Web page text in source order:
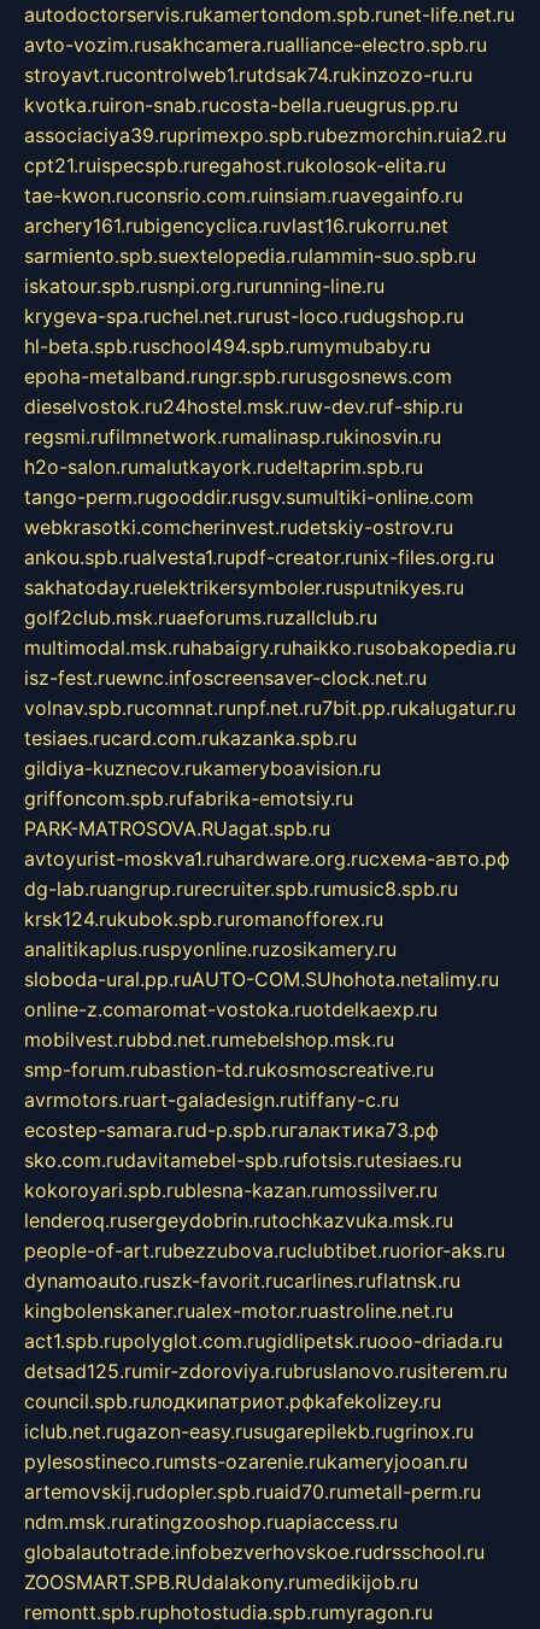
autodoctorservis.rukamertondom.spb.runet-life.net.ru
avto-vozim.rusakhcamera.rualliance-electro.spb.ru
stroyavt.rucontrolweb1.rutdsak74.rukinzozo-ru.ru
kvotka.ruiron-snab.rucosta-bella.rueugrus.pp.ru
associaciya39.ruprimexpo.spb.rubezmorchin.ruia2.ru
cpt21.ruispecspb.ruregahost.rukolosok-elita.ru
tae-kwon.ruconsrio.com.ruinsiam.ruavegainfo.ru
archery161.rubigencyclica.ruvlast16.rukorru.net
sarmiento.spb.suextelopedia.rulammin-suo.spb.ru
iskatour.spb.rusnpi.org.rurunning-line.ru
krygeva-spa.ruchel.net.rurust-loco.rudugshop.ru
hl-beta.spb.ruschool494.spb.rumymubaby.ru
epoha-metalband.rungr.spb.rurusgosnews.com
dieselvostok.ru24hostel.msk.ruw-dev.ruf-ship.ru
regsmi.rufilmnetwork.rumalinasp.rukinosvin.ru
h2o-salon.rumalutkayork.rudeltaprim.spb.ru
tango-perm.rugooddir.rusgv.sumultiki-online.com
webkrasotki.comcherinvest.rudetskiy-ostrov.ru
ankou.spb.rualvesta1.rupdf-creator.runix-files.org.ru
sakhatoday.ruelektrikersymboler.rusputnikyes.ru
golf2club.msk.ruaeforums.ruzallclub.ru
multimodal.msk.ruhabaigry.ruhaikko.rusobakopedia.ru
isz-fest.ruewnc.infoscreensaver-clock.net.ru
volnav.spb.rucomnat.runpf.net.ru7bit.pp.rukalugatur.ru
tesiaes.rucard.com.rukazanka.spb.ru
gildiya-kuznecov.rukameryboavision.ru
griffoncom.spb.rufabrika-emotsiy.ru
PARK-MATROSOVA.RUagat.spb.ru
avtoyurist-moskva1.ruhardware.org.ruсхема-авто.рф
dg-lab.ruangrup.rurecruiter.spb.rumusic8.spb.ru
krsk124.rukubok.spb.ruromanofforex.ru
analitikaplus.ruspyonline.ruzosikamery.ru
sloboda-ural.pp.ruAUTO-COM.SUhohota.netalimy.ru
online-z.comaromat-vostoka.ruotdelkaexp.ru
mobilvest.rubbd.net.rumebelshop.msk.ru
smp-forum.rubastion-td.rukosmoscreative.ru
avrmotors.ruart-galadesign.rutiffany-c.ru
ecostep-samara.rud-p.spb.ruгалактика73.рф
sko.com.rudavitamebel-spb.rufotsis.rutesiaes.ru
kokoroyari.spb.rublesna-kazan.rumossilver.ru
lenderoq.rusergeydobrin.rutochkazvuka.msk.ru
people-of-art.rubezzubova.ruclubtibet.ruorior-aks.ru
dynamoauto.ruszk-favorit.rucarlines.ruflatnsk.ru
kingbolenskaner.rualex-motor.ruastroline.net.ru
act1.spb.rupolyglot.com.rugidlipetsk.ruooo-driada.ru
detsad125.rumir-zdoroviya.rubruslanovo.rusiterem.ru
council.spb.ruлодкипатриот.рфkafekolizey.ru
iclub.net.rugazon-easy.rusugarepilekb.rugrinox.ru
pylesostineco.rumsts-ozarenie.rukameryjooan.ru
artemovskij.rudopler.spb.ruaid70.rumetall-perm.ru
ndm.msk.ruratingzooshop.ruapiaccess.ru
globalautotrade.infobezverhovskoe.rudrsschool.ru
ZOOSMART.SPB.RUdalakony.rumedikijob.ru
remontt.spb.ruphotostudia.spb.rumyragon.ru